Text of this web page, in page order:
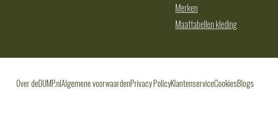
Merken
Maattabellen kleding
Over deDUMP.nlAlgemene voorwaardenPrivacy PolicyKlantenserviceCookiesBlogs